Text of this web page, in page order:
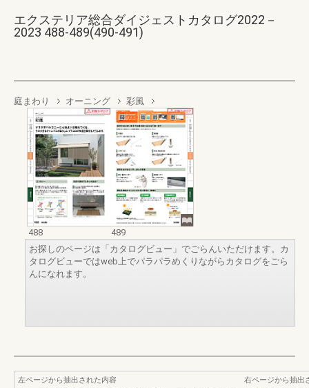
エクステリア総合ダイジェストカタログ2022－
2023 488-489(490-491)
庭まわり オーニング 彩風
488
489
お探しのページは「カタログビュー」でごらんいただけます。カ
タログビューではweb上でパラパラめくりながらカタログをごら
んになれます。
左ページから抽出された内容
右ページから抽出